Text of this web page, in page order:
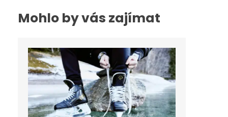
Mohlo by vás zajímat